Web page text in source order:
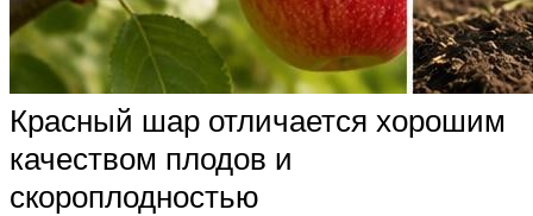
Красный шар отличается хорошим
качеством плодов и
скороплодностью